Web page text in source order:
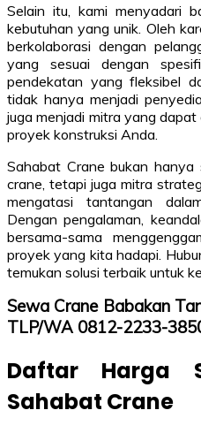
Selain itu, kami menyadari
kebutuhan yang unik. Oleh
berkolaborasi dengan
yang sesuai dengan
pendekatan yang fleksibel
tidak hanya menjadi
juga menjadi mitra yang
proyek konstruksi Anda.
Sahabat Crane bukan
crane, tetapi juga mitra
mengatasi tantangan
Dengan pengalaman,
bersama-sama
proyek yang kita hadapi.
temukan solusi terbaik untuk
Sewa Crane Babakan
TLP/WA 0812-2233-
Daftar Harga
Sahabat Crane